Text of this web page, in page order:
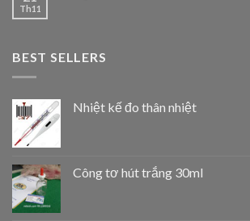
Th11
BEST SELLERS
Nhiệt kế đo thân nhiệt
Công tơ hút trắng 30ml